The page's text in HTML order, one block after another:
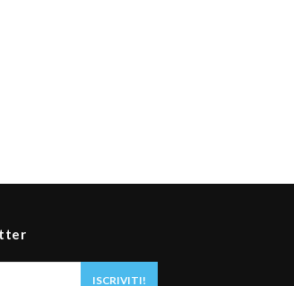
ISCRIVITI!